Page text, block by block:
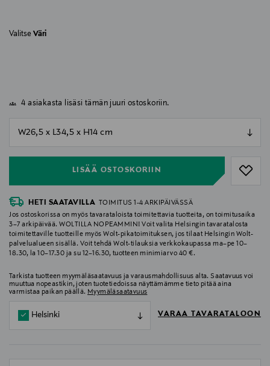
Valitse Väri
4 asiakasta lisäsi tämän juuri ostoskoriin.
LISÄÄ OSTOSKORIIN
null
HETI SAATAVILLA TOIMITUS 1-4 ARKIPÄIVÄSSÄ
Jos ostoskorissa on myös tavarataloista toimitettavia tuotteita, on toimitusaika
3–7 arkipäivää. WOLTILLA NOPEAMMIN! Voit valita Helsingin tavaratalosta
toimitettaville tuotteille myös Wolt-pikatoimituksen, jos tilaat Helsingin Wolt-
palvelualueen sisällä. Voit tehdä Wolt-tilauksia verkkokaupassa ma–pe 10–
18.30, la 10–17.30 ja su 12–16.30, tuotteen minimiarvo 40 €.
Tarkista tuotteen myymäläsaatavuus ja varausmahdollisuus alta. Saatavuus voi
muuttua nopeastikin, joten tuotetiedoissa näyttämämme tieto pitää aina
varmistaa paikan päällä. Myymäläsaatavuus
Helsinki VARAA TAVARATALOON